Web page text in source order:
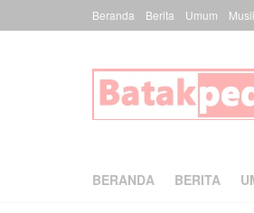
Beranda Berita Umum
BERANDA BERITA